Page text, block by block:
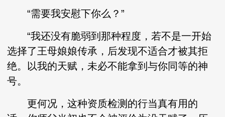
“需要我安慰下你么？”
“我还没有脆弱到那种程度，若不是一开始
选择了王母娘娘传承，后发现不适合才被其拒
绝。以我的天赋，未必不能拿到与你同等的神
号。
更何况，这种资质检测的行当真有用的